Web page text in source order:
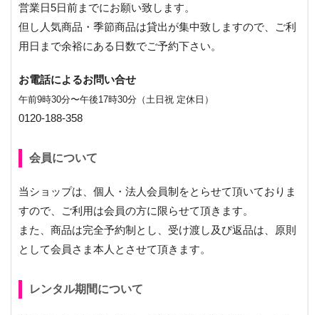
営業日5日前までにお願い致します。
但し人気商品・季節商品は貸出が集中致しますので、ご利
用日まで余裕にある日数でご予約下さい。
お電話によるお問い合せ
午前9時30分〜午後17時30分（土日祝 定休日）
0120-188-358
会員について
当ショップは、個人・法人会員制をとらせて頂いておりま
すので、ご利用は会員の方に限らせて頂きます。
また、商品は完全予約制とし、受け渡し及び返品は、原則
として会員さま本人とさせて頂きます。
レンタル期間について